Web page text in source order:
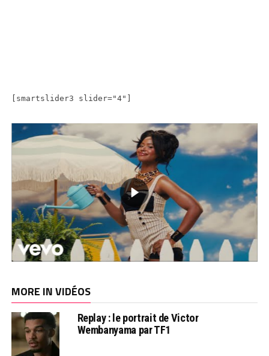
[smartslider3 slider="4"]
MORE IN VIDÉOS
Replay : le portrait de Victor
Wembanyama par TF1